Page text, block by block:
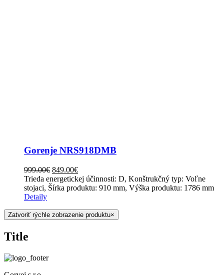
Gorenje NRS918DMB
999.00€ 849.00€
Trieda energetickej účinnosti: D, Konštrukčný typ: Voľne
stojaci, Šírka produktu: 910 mm, Výška produktu: 1786 mm
Detaily
Zatvoriť rýchle zobrazenie produktu×
Title